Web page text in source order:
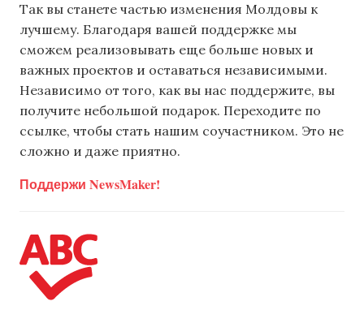
Так вы станете частью изменения Молдовы к
лучшему. Благодаря вашей поддержке мы
сможем реализовывать еще больше новых и
важных проектов и оставаться независимыми.
Независимо от того, как вы нас поддержите, вы
получите небольшой подарок. Переходите по
ссылке, чтобы стать нашим соучастником. Это не
сложно и даже приятно.
Поддержи NewsMaker!